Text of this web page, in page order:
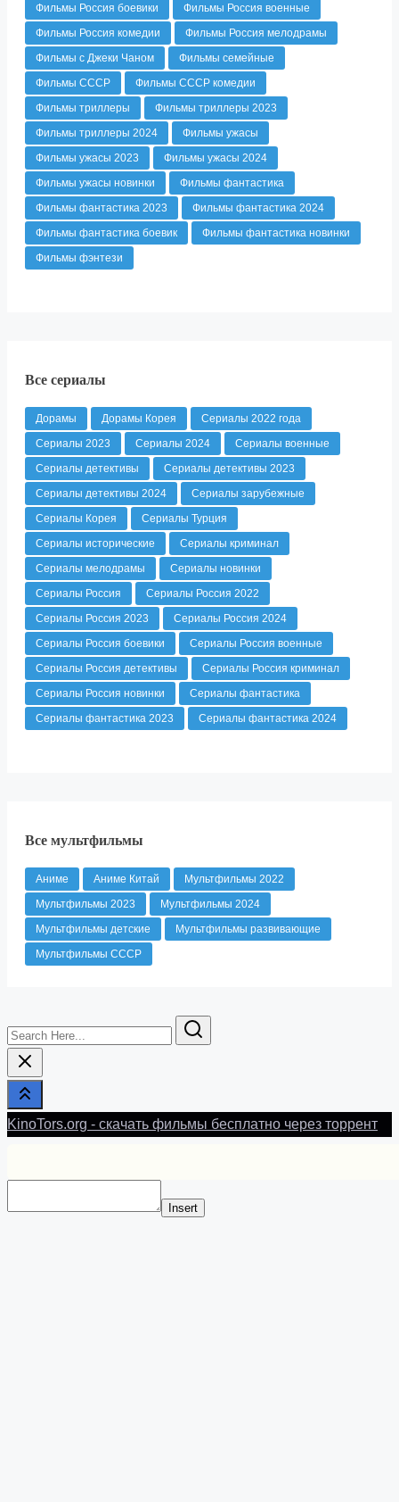
Фильмы Россия боевики
Фильмы Россия военные
Фильмы Россия комедии
Фильмы Россия мелодрамы
Фильмы с Джеки Чаном
Фильмы семейные
Фильмы СССР
Фильмы СССР комедии
Фильмы триллеры
Фильмы триллеры 2023
Фильмы триллеры 2024
Фильмы ужасы
Фильмы ужасы 2023
Фильмы ужасы 2024
Фильмы ужасы новинки
Фильмы фантастика
Фильмы фантастика 2023
Фильмы фантастика 2024
Фильмы фантастика боевик
Фильмы фантастика новинки
Фильмы фэнтези
Все сериалы
Дорамы Дорамы Корея
Сериалы 2022 года
Сериалы 2023
Сериалы 2024
Сериалы военные
Сериалы детективы
Сериалы детективы 2023
Сериалы детективы 2024
Сериалы зарубежные
Сериалы Корея
Сериалы Турция
Сериалы исторические
Сериалы криминал
Сериалы мелодрамы
Сериалы новинки
Сериалы Россия
Сериалы Россия 2022
Сериалы Россия 2023
Сериалы Россия 2024
Сериалы Россия боевики
Сериалы Россия военные
Сериалы Россия детективы
Сериалы Россия криминал
Сериалы Россия новинки
Сериалы фантастика
Сериалы фантастика 2023
Сериалы фантастика 2024
Все мультфильмы
Аниме Аниме Китай
Мультфильмы 2022
Мультфильмы 2023
Мультфильмы 2024
Мультфильмы детские
Мультфильмы развивающие
Мультфильмы СССР
Search
Here...
KinoTors.org - скачать фильмы бесплатно через торрент
Insert